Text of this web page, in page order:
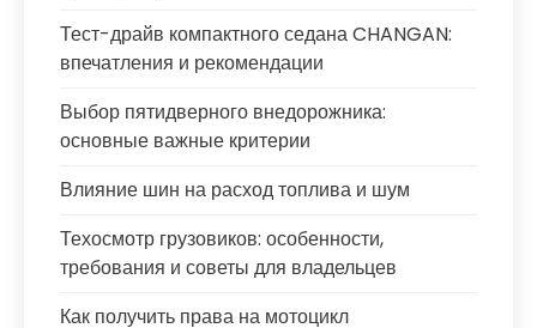
Тест-драйв компактного седана CHANGAN:
впечатления и рекомендации
Выбор пятидверного внедорожника:
основные важные критерии
Влияние шин на расход топлива и шум
Техосмотр грузовиков: особенности,
требования и советы для владельцев
Как получить права на мотоцикл